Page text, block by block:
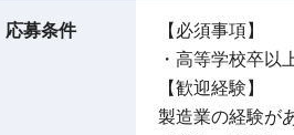
応募条件
【必須事項】
・高等学校卒以
【歓迎経験】
製造業の経験が